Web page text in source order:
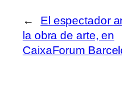
←
El espectador
la obra de arte, en
CaixaForum